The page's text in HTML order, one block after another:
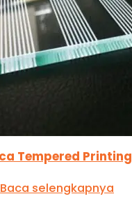
Tempered Printing
Baca selengkapnya